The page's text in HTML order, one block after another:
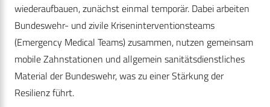
wiederaufbauen, zunächst einmal temporär. Dabei arbeiten
Bundeswehr- und zivile Kriseninterventionsteams
(Emergency Medical Teams) zusammen, nutzen gemeinsam
mobile Zahnstationen und allgemein sanitätsdienstliches
Material der Bundeswehr, was zu einer Stärkung der
Resilienz führt.